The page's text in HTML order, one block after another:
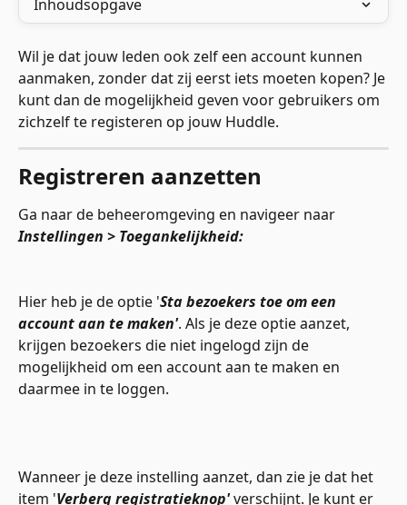
Inhoudsopgave
Wil je dat jouw leden ook zelf een account kunnen
aanmaken, zonder dat zij eerst iets moeten kopen? Je
kunt dan de mogelijkheid geven voor gebruikers om
zichzelf te registeren op jouw Huddle.
Registreren aanzetten
Ga naar de beheeromgeving en navigeer naar
Instellingen > Toegankelijkheid:
Hier heb je de optie 'Sta bezoekers toe om een
account aan te maken'. Als je deze optie aanzet,
krijgen bezoekers die niet ingelogd zijn de
mogelijkheid om een account aan te maken en
daarmee in te loggen.
Wanneer je deze instelling aanzet, dan zie je dat het
item 'Verberg registratieknop' verschijnt. Je kunt er